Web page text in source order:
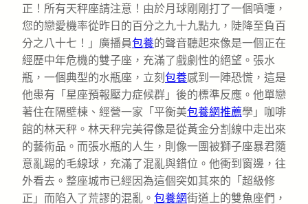
正！所有天秤座請注意！由於月球剛剛打了一個噴嚏，
您的戀愛機率從昨日的百分之九十九點九，陡降至負百
分之八十七！」廣播員包養的聲音聽起來像是一個正在
經歷中年危機的雙子座，充滿了戲劇性的絕望。張水
瓶，一個典型的水瓶座，立刻 包養感到一陣恐慌，這是
他患有「星座預報壓力症候群」後的標準反應。他單戀
著住在隔壁棟、經營一家「平衡美包養網推薦學」咖啡
館的林天秤。林天秤完美得像是從黃金分割線中走出來
的藝術品。而張水瓶的人生，則像一團被獅子座暴君隨
意亂踢的毛線球，充滿了混亂與錯位。他衝到窗邊，往
外看去。整座城市已經因為這個突如其來的「超級修
正」而陷入了荒謬的混亂。 包養網街道上的雙魚座們，